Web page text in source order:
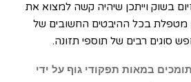
בשוק וייתכן שיהיה קשה למצוא את
מטפלת בכל ההיבטים החשובים של
סוגים רבים של תוספי תזונה.
במאות תפקודי גוף על ידי